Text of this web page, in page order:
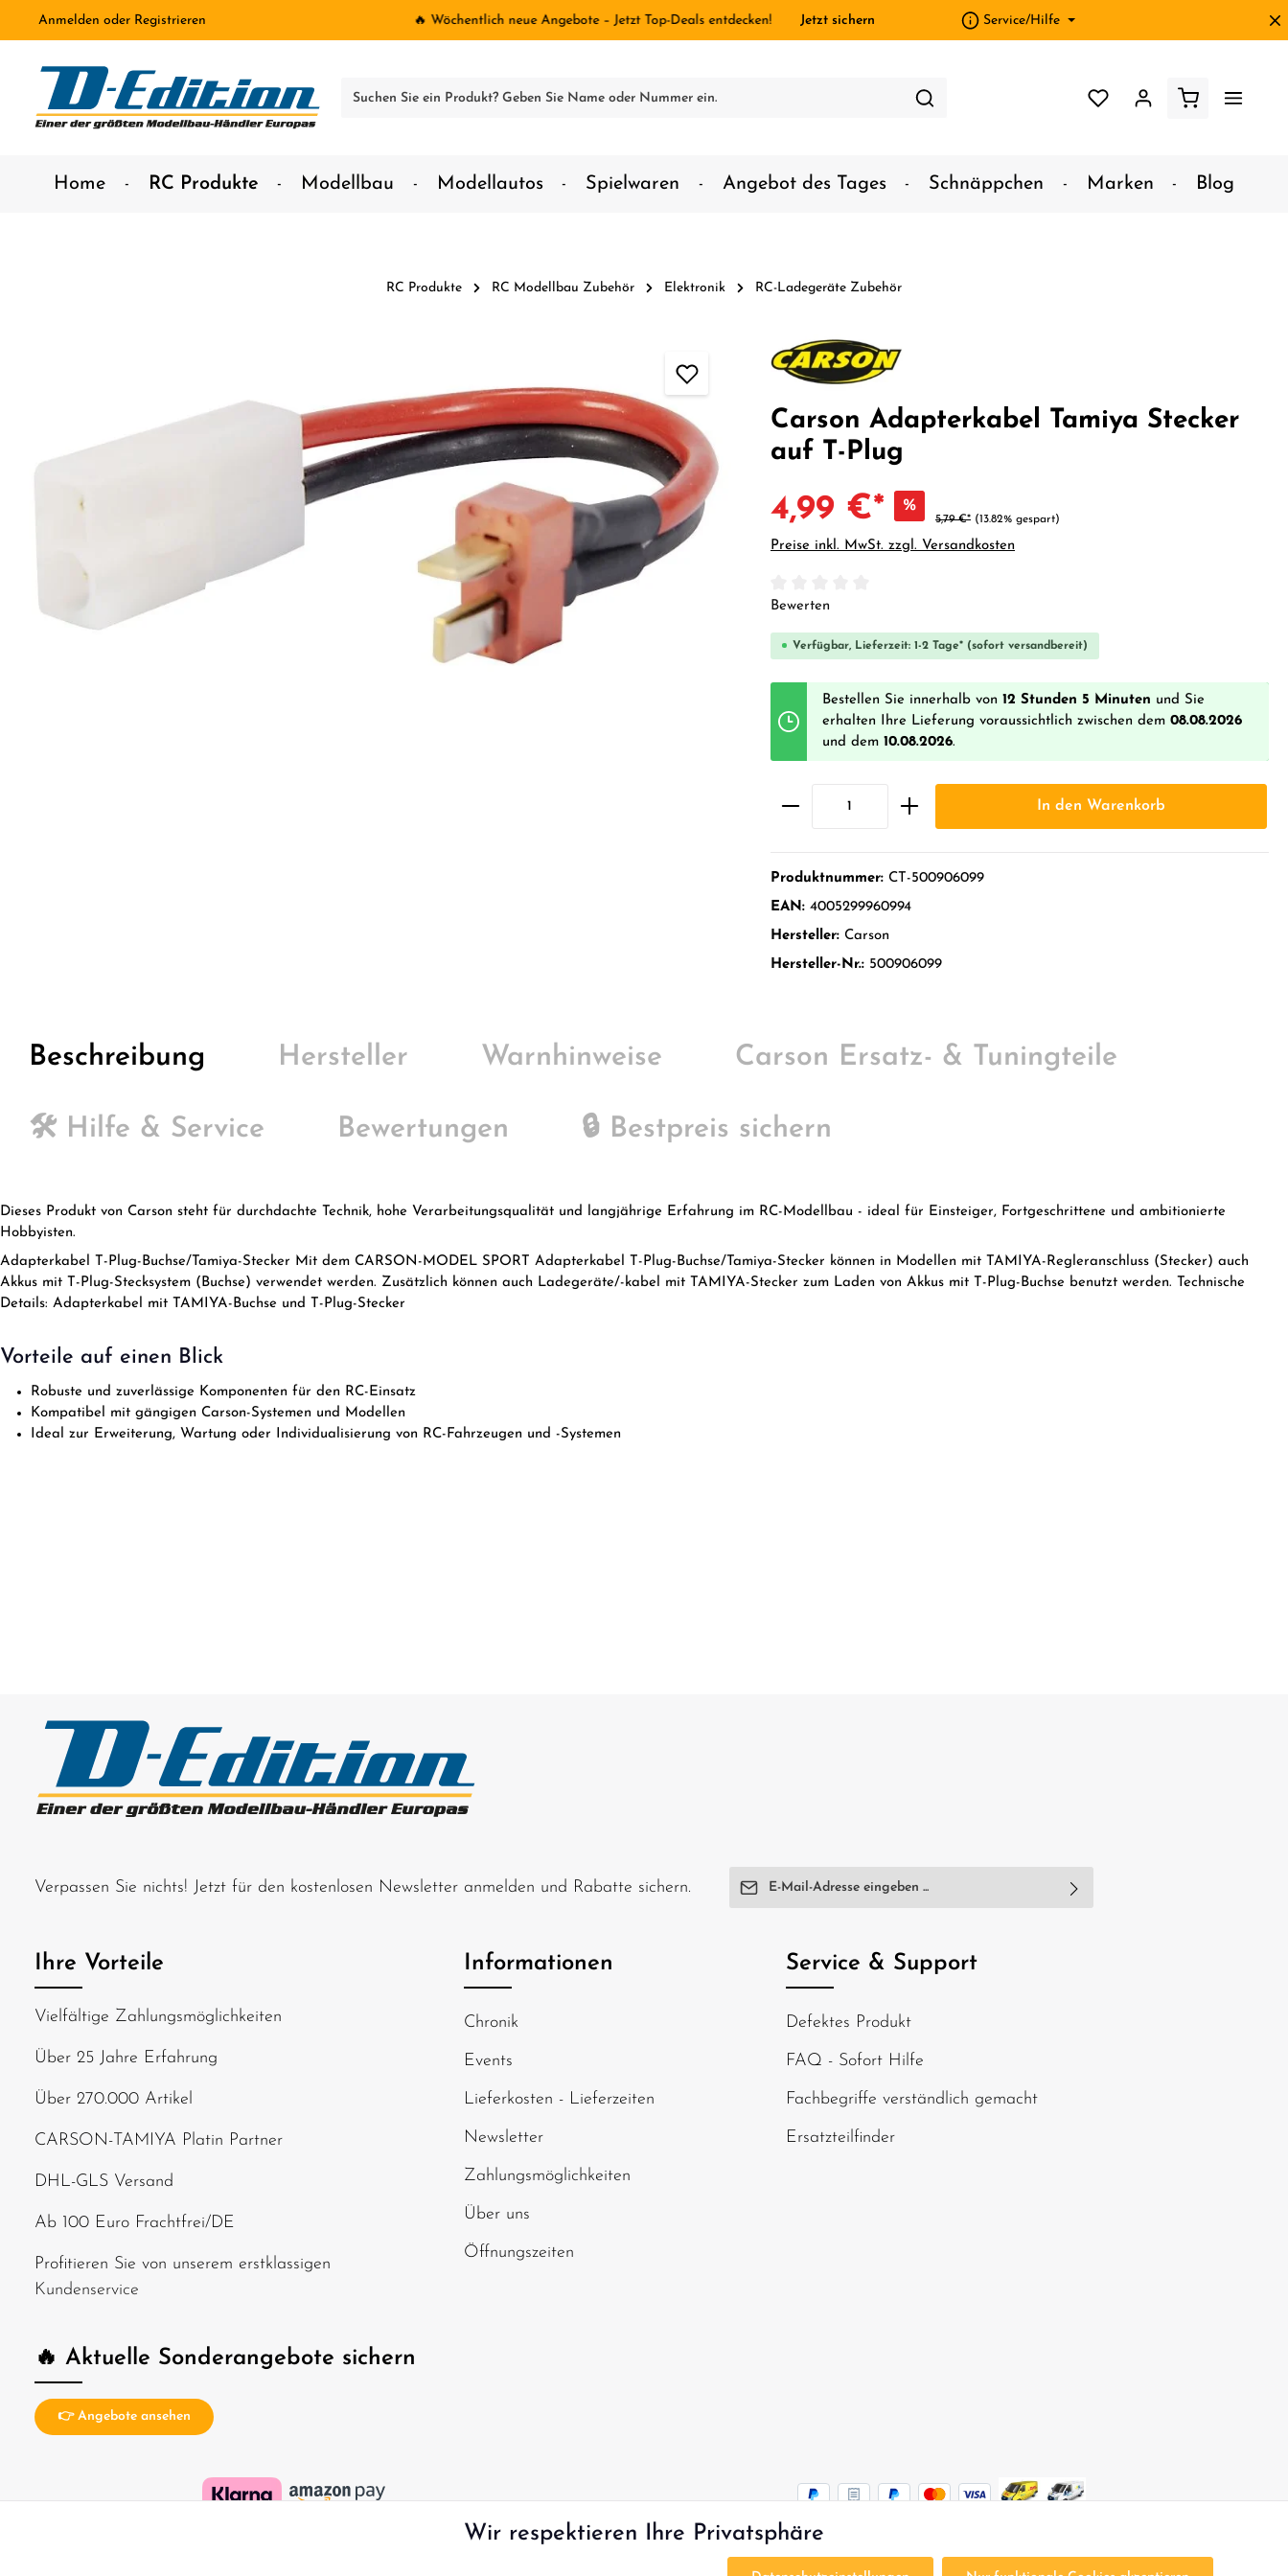
springen
Anmelden oder Registrieren 🔥 Wöchentlich neue Angebote – Jetzt Top-Deals entdecken! Jetzt sichern Service/Hilfe
Home RC Produkte Modellbau Modellautos Spielwaren Angebot des Tages Schnäppchen Marken Blog
RC Produkte RC Modellbau Zubehör Elektronik RC-Ladegeräte Zubehör
Carson Adapterkabel Tamiya Stecker
auf T-Plug
4,99 €* %
5,79 €* (13.82% gespart)
Preise inkl. MwSt. zzgl. Versandkosten
Durchschnittliche Bewertung von 0 von 5 Sternen
Bewerten
Verfügbar, Lieferzeit: 1-2 Tage* (sofort versandbereit)
Bestellen Sie innerhalb von 12 Stunden 5 Minuten und Sie
erhalten Ihre Lieferung voraussichtlich zwischen dem 08.08.2026
und dem 10.08.2026.
In den Warenkorb
Produktnummer: CT-500906099
EAN: 4005299960994
Hersteller: Carson
Hersteller-Nr.: 500906099
Beschreibung Hersteller Warnhinweise Carson Ersatz- & Tuningteile
🛠️ Hilfe & Service Bewertungen 🔒 Bestpreis sichern
Dieses Produkt von Carson steht für durchdachte Technik, hohe Verarbeitungsqualität und langjährige Erfahrung im RC-Modellbau - ideal für Einsteiger, Fortgeschrittene und ambitionierte
Hobbyisten.
Adapterkabel T-Plug-Buchse/Tamiya-Stecker Mit dem CARSON-MODEL SPORT Adapterkabel T-Plug-Buchse/Tamiya-Stecker können in Modellen mit TAMIYA-Regleranschluss (Stecker) auch
Akkus mit T-Plug-Stecksystem (Buchse) verwendet werden. Zusätzlich können auch Ladegeräte/-kabel mit TAMIYA-Stecker zum Laden von Akkus mit T-Plug-Buchse benutzt werden. Technische
Details: Adapterkabel mit TAMIYA-Buchse und T-Plug-Stecker
Vorteile auf einen Blick
Robuste und zuverlässige Komponenten für den RC-Einsatz
Kompatibel mit gängigen Carson-Systemen und Modellen
Ideal zur Erweiterung, Wartung oder Individualisierung von RC-Fahrzeugen und -Systemen
Verpassen Sie nichts! Jetzt für den kostenlosen Newsletter anmelden und Rabatte sichern. E-Mail-Adresse*
einverstanden.
abgebildeten Zeichen ein*
🔥 Aktuelle Sonderangebote sichern
👉 Angebote ansehen
Ihre Vorteile
Vielfältige Zahlungsmöglichkeiten
Über 25 Jahre Erfahrung
Über 270.000 Artikel
CARSON-TAMIYA Platin Partner
DHL-GLS Versand
Ab 100 Euro Frachtfrei/DE
Profitieren Sie von unserem erstklassigen
Kundenservice
Informationen
Chronik
Events
Lieferkosten - Lieferzeiten
Newsletter
Zahlungsmöglichkeiten
Über uns
Öffnungszeiten
Service & Support
Defektes Produkt
FAQ - Sofort Hilfe
Fachbegriffe verständlich gemacht
Ersatzteilfinder
Wir respektieren Ihre Privatsphäre